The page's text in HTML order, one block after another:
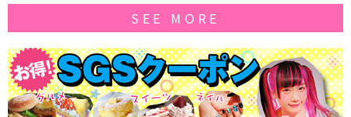
SEE MORE